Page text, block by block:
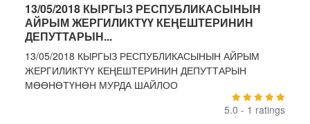
13/05/2018 КЫРГЫЗ РЕСПУБЛИКАСЫНЫН
АЙРЫМ ЖЕРГИЛИКТҮҮ КЕҢЕШТЕРИНИН
ДЕПУТТАРЫН...
13/05/2018 КЫРГЫЗ РЕСПУБЛИКАСЫНЫН АЙРЫМ
ЖЕРГИЛИКТҮҮ КЕҢЕШТЕРИНИН ДЕПУТТАРЫН
МӨӨНӨТҮНӨН МУРДА ШАЙЛОО
5.0 - 1 ratings